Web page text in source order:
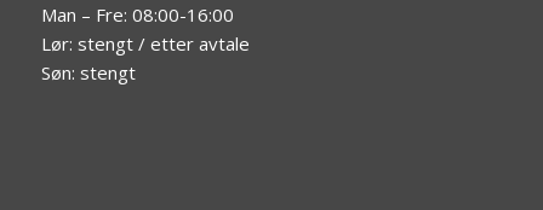
Man – Fre: 08:00-16:00
Lør: stengt / etter avtale
Søn: stengt